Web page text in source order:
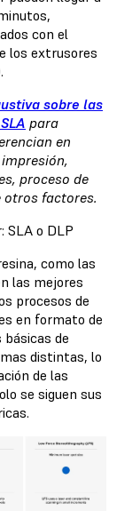
con el
los extrusores
sobre las
para
en
proceso de
factores.
SLA o DLP
como las
las mejores
procesos de
en formato de
de
distintas, lo
de las
se siguen sus